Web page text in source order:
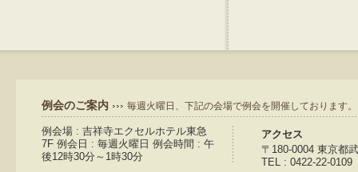
例会のご案内 毎週火曜日、下記の会場で例会を開催しております。
例会場 : 吉祥寺エクセルホテル東急
7F 例会日 : 毎週火曜日 例会時間 : 午
後12時30分～1時30分
アクセス
〒180-0004 東京都
TEL : 0422-22-